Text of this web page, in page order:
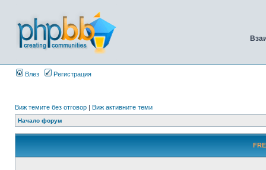
Влез Регистрация
Виж темите без отговор | Виж активните теми
Начало форум